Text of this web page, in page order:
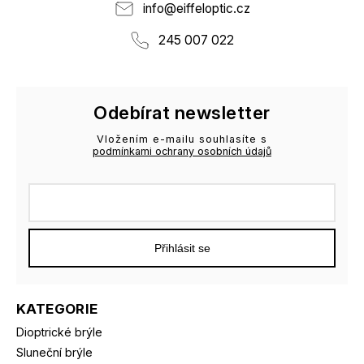
info@eiffeloptic.cz
245 007 022
KATEGORIE
Dioptrické brýle
Sluneční brýle
Odebírat newsletter
Vložením e-mailu souhlasíte s
podmínkami ochrany osobních údajů
Přihlásit se